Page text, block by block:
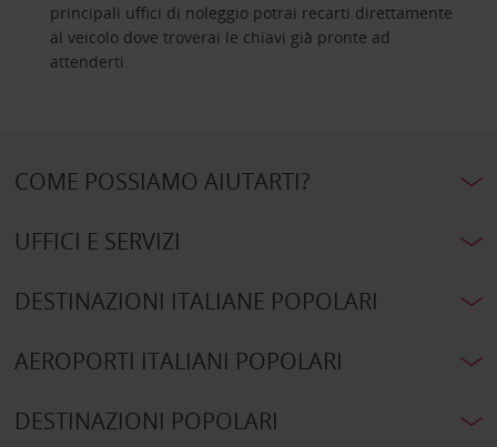
principali uffici di noleggio potrai recarti direttamente
al veicolo dove troverai le chiavi già pronte ad
attenderti.
COME POSSIAMO AIUTARTI?
UFFICI E SERVIZI
DESTINAZIONI ITALIANE POPOLARI
AEROPORTI ITALIANI POPOLARI
DESTINAZIONI POPOLARI